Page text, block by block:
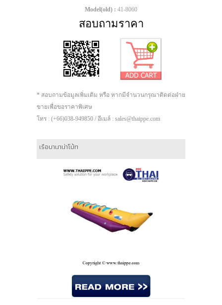
Model(old) : 41-8060
สอบถามราคา
* สอบถามข้อมูลเพิ่มเติม หรือ หากมีจำนวนกรุณาติดต่อฝ่าย
ขายเพื่อขอราคาพิเศษ
โทร : (+66)038-949850 / อีเมล์ : sales@thaippe.com
เรือบานาน่าโบ้ท